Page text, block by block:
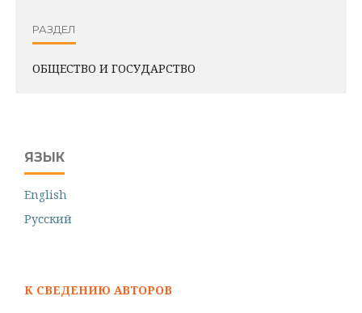
РАЗДЕЛ
ОБЩЕСТВО И ГОСУДАРСТВО
ЯЗЫК
English
Русский
К СВЕДЕНИЮ АВТОРОВ